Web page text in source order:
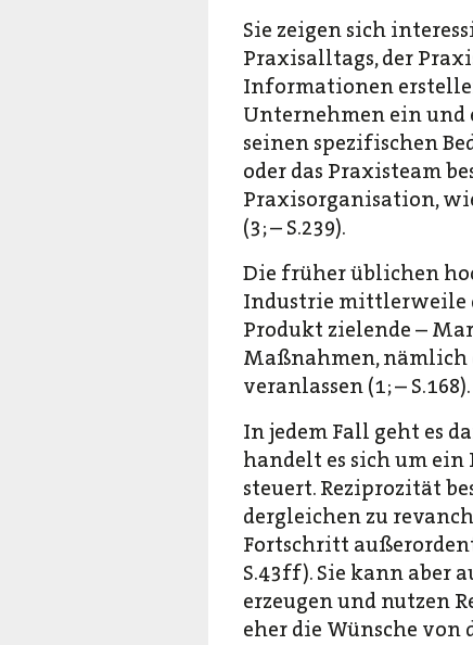
Sie zeigen sich
Praxisalltags, der
Informationen
Unternehmen ein und
seinen spezifischen
oder das Praxisteam
Praxisorganisation,
(3; – S.239).
Die früher üblichen
Industrie mittlerweile
Produkt zielende –
Maßnahmen, nämlich
veranlassen (1; – S.168).
In jedem Fall geht es
handelt es sich um
steuert. Reziprozität
dergleichen zu
Fortschritt
S.43ff). Sie kann aber
erzeugen und nutzen
eher die Wünsche